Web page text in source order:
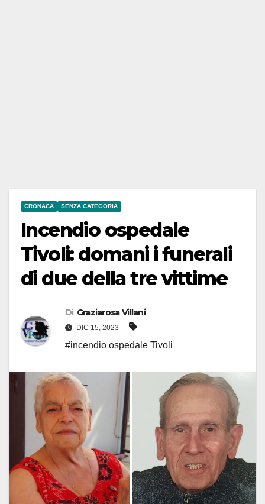
CRONACA SENZA CATEGORIA
Incendio ospedale
Tivoli: domani i funerali
di due della tre vittime
Di Graziarosa Villani
DIC 15, 2023
#incendio ospedale Tivoli